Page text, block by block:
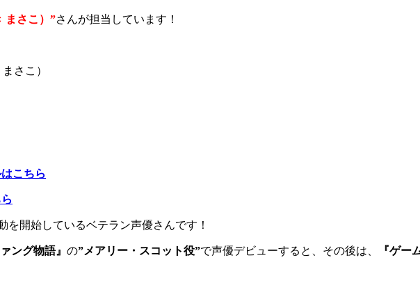
まさこ）”さんが担当しています！
こ）
こちら
を開始しているベテラン声優さんです！
ング物語』 の”メアリー・スコット役”で声優デビューすると、その後は、 『ゲー